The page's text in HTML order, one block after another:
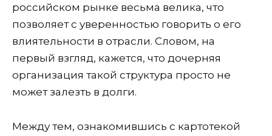
российском рынке весьма велика, что
позволяет с уверенностью говорить о его
влиятельности в отрасли. Словом, на
первый взгляд, кажется, что дочерняя
организация такой структура просто не
может залезть в долги.
Между тем, ознакомившись с картотекой